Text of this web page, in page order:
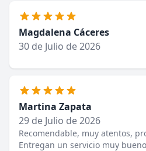
Magdalena Cáceres
30 de Julio de 2026
Martina Zapata
29 de Julio de 2026
Recomendable, muy atentos,
Entregan un servicio muy